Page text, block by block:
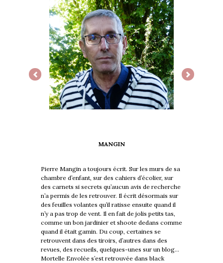
Previous Next
MANGIN
Pierre Mangin a toujours écrit. Sur les murs de sa
chambre d’enfant, sur des cahiers d’écolier, sur
des carnets si secrets qu’aucun avis de recherche
n’a permis de les retrouver. Il écrit désormais sur
des feuilles volantes qu’il ratisse ensuite quand il
n’y a pas trop de vent. Il en fait de jolis petits tas,
comme un bon jardinier et shoote dedans comme
quand il était gamin. Du coup, certaines se
retrouvent dans des tiroirs, d’autres dans des
revues, des recueils, quelques-unes sur un blog…
Mortelle Envolée s’est retrouvée dans black